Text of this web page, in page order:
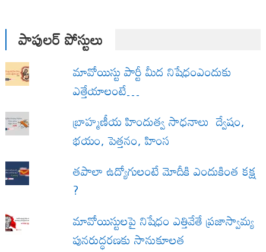
పాపులర్ పోస్టులు
మావోయిస్టు పార్టీ మీద నిషేధంఎందుకు
ఎత్తేయాలంటే…
బ్రాహ్మణీయ హిందుత్వ సాధనాలు ద్వేషం,
భయం, పెత్తనం, హింస
త‌పాలా ఉద్యోగులంటే మోదీకి ఎందుకింత కక్ష
?
మావోయిస్టులపై నిషేధం ఎత్తివేతే ప్రజాస్వామ్య
పునరుద్ధరణకు సానుకూలత